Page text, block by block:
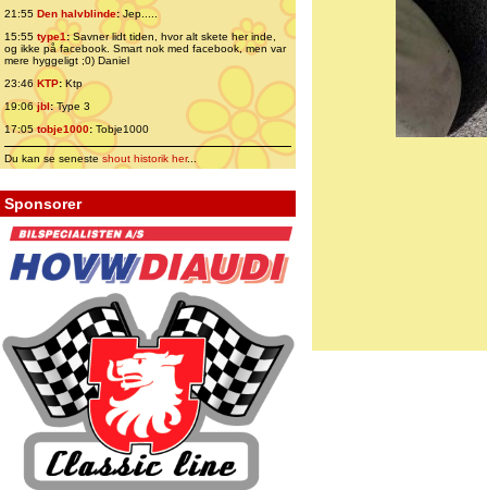
21:55 Den halvblinde:Jep.....
15:55 type1:Savner lidt tiden, hvor alt skete her inde,
og ikke på facebook. Smart nok med facebook, men var
mere hyggeligt ;0) Daniel
23:46 KTP:Ktp
19:06jbl:Type 3
17:05tobje1000: Tobje1000
Du kan se senesteshout historik her...
Sponsorer